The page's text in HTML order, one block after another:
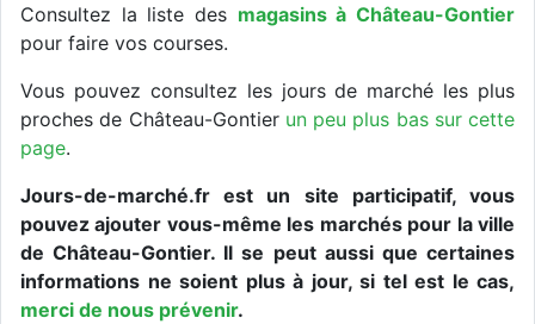
Consultez la liste des magasins à Château-Gontier
pour faire vos courses.
Vous pouvez consultez les jours de marché les plus
proches de Château-Gontier un peu plus bas sur cette
page.
Jours-de-marché.fr est un site participatif, vous
pouvez ajouter vous-même les marchés pour la ville
de Château-Gontier. Il se peut aussi que certaines
informations ne soient plus à jour, si tel est le cas,
merci de nous prévenir.